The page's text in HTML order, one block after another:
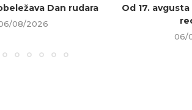
Dan rudara
08/2026
Od 17.
06/